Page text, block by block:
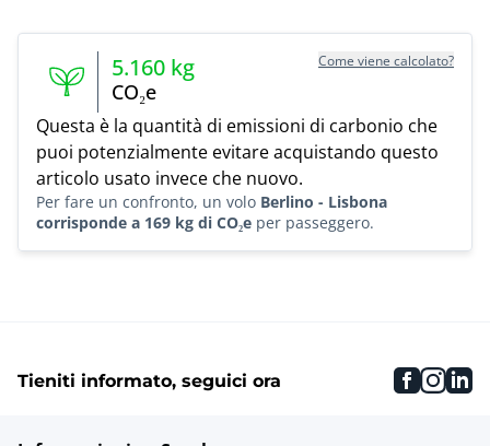
5.160 kg
CO₂e
Come viene calcolato?
Questa è la quantità di emissioni di carbonio che
puoi potenzialmente evitare acquistando questo
articolo usato invece che nuovo.
Per fare un confronto, un volo Berlino - Lisbona
corrisponde a 169 kg di CO₂e per passeggero.
Tieniti informato, seguici ora